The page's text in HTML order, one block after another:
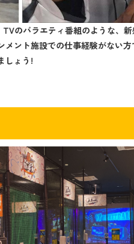
のバラエティ番組のような、
メント施設での仕事経験がない方
しょう!